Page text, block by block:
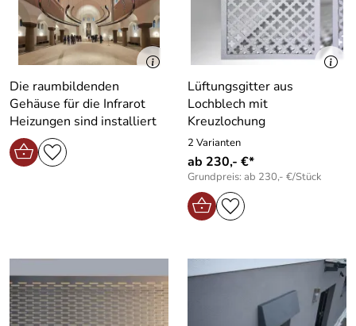
Die raumbildenden
Gehäuse für die Infrarot
Heizungen sind installiert
Lüftungsgitter aus
Lochblech mit
Kreuzlochung
2 Varianten
ab 230,- €*
Grundpreis: ab 230,- €/Stück